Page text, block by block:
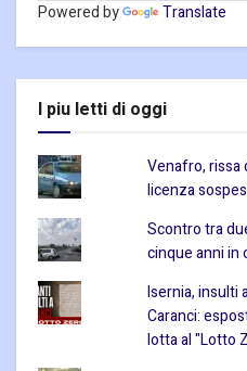
Powered by Translate
I piu letti di oggi
Venafro, rissa
licenza
Scontro tra
cinque anni in
Isernia, insulti
Caranci:
lotta al "Lotto